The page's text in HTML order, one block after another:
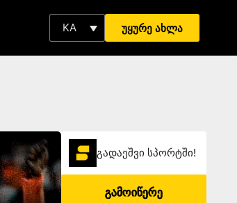
KA უყურე ახლა
გადაეშვი სპორტში!
გამოიწერე